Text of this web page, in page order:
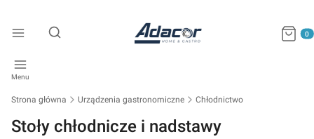
Otwórz wyszukiwarkę
Menu
Strona główna Urządzenia gastronomiczne Chłodnictwo
Stoły chłodnicze i nadstawy